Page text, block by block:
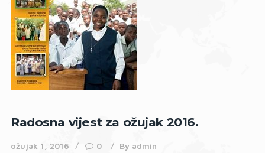
Radosna vijest za ožujak 2016.
ožujak 1, 2016 0 By admin